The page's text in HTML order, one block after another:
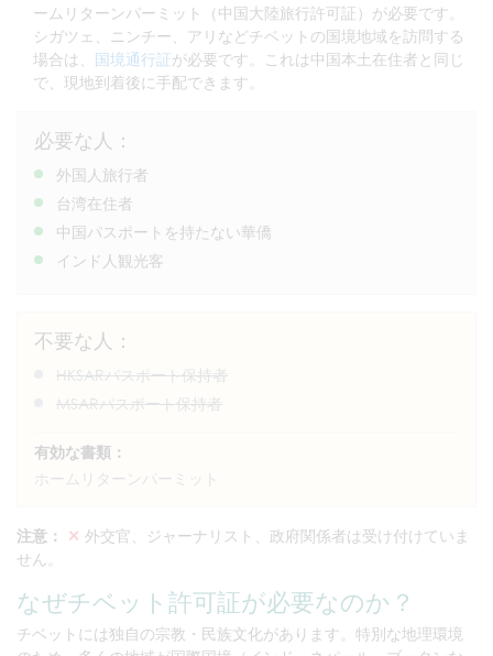
ームリターンパーミット（中国大陸旅行許可証）が必要です。
シガツェ、ニンチー、アリなどチベットの国境地域を訪問する
場合は、 国境通行証が必要です。これは中国本土在住者と同じ
で、現地到着後に手配できます。
必要な人：
外国人旅行者
台湾在住者
中国パスポートを持たない華僑
インド人観光客
不要な人：
HKSARパスポート保持者
MSARパスポート保持者
有効な書類：
ホームリターンパーミット
注意： ✕ 外交官、ジャーナリスト、政府関係者は受け付けていま
せん。
なぜチベット許可証が必要なのか？
チベットには独自の宗教・民族文化があります。特別な地理環境